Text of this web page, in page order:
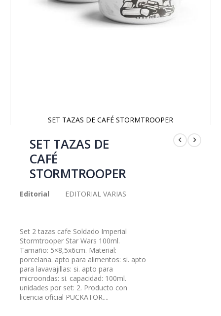
SET TAZAS DE CAFÉ STORMTROOPER
comienzo
galería
imágenes
SET TAZAS DE
CAFÉ
STORMTROOPER
Editorial EDITORIAL VARIAS
Set 2 tazas cafe Soldado Imperial
Stormtrooper Star Wars 100ml.
Tamaño: 5×8,5x6cm. Material:
porcelana. apto para alimentos: si. apto
para lavavajillas: si. apto para
microondas: si. capacidad: 100ml.
unidades por set: 2. Producto con
licencia oficial PUCKATOR....